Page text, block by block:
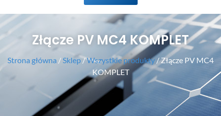
Złącze PV MC4 KOMPLET
Strona główna / Sklep/Wszystkie produkty/ Złącze PV MC4
KOMPLET